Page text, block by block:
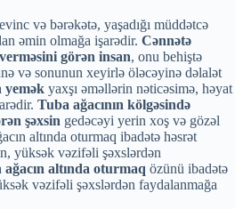
və bərəkətə, yaşadığı müddətcə
əmin olmağa işarədir. Cənnətə
görən insan, onu behiştə
və sonunun xeyirlə öləcəyinə dəlalət
yemək yaxşı əməllərin nəticəsimə, həyat
Tuba ağacının kölgəsində
şəxsin gedəcəyi yerin xoş və gözəl
altında oturmaq ibadətə həsrət
yüksək vəzifəli şəxslərdən
ağacın altında oturmaq özünü ibadətə
vəzifəli şəxslərdən faydalanmağa